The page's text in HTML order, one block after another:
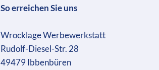
So erreichen Sie uns
Wrocklage Werbewerkstatt
Rudolf-Diesel-Str. 28
49479 Ibbenbüren